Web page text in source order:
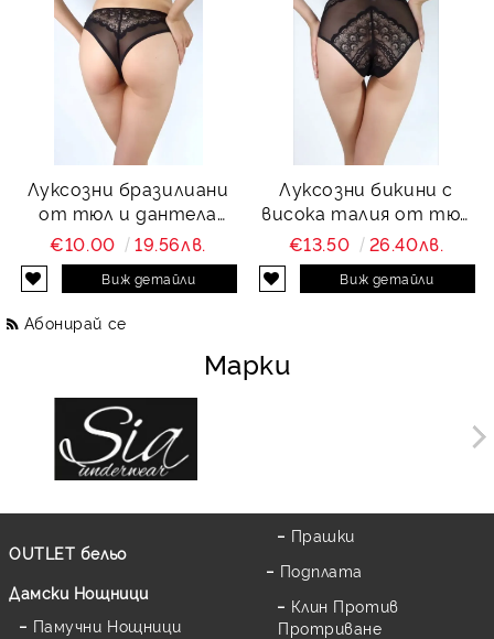
Луксозни бразилиани
от тюл и дантела
Charity
€10.00 19.56лв.
Виж детайли
Луксозни бикини с
висока талия от тюл
и дантела Charity
€13.50 26.40лв.
Виж детайли
Абонирай се
Марки
OUTLET бельо
Дамски Нощници
Памучни Нощници
Прашки
Подплата
Клин Против
Протриване